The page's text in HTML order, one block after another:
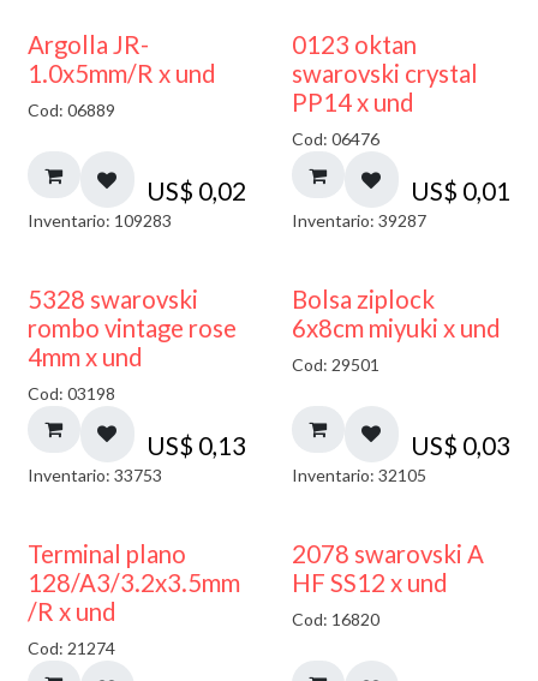
Argolla JR-
1.0x5mm/R x und
Cod: 06889
US$ 0,02
Inventario: 109283
0123 oktan
swarovski crystal
PP14 x und
Cod: 06476
US$ 0,01
Inventario: 39287
5328 swarovski
rombo vintage rose
4mm x und
Cod: 03198
US$ 0,13
Inventario: 33753
¡NUEVO!
Bolsa ziplock
6x8cm miyuki x und
Cod: 29501
US$ 0,03
Inventario: 32105
Terminal plano
128/A3/3.2x3.5mm
/R x und
Cod: 21274
2078 swarovski A
HF SS12 x und
Cod: 16820